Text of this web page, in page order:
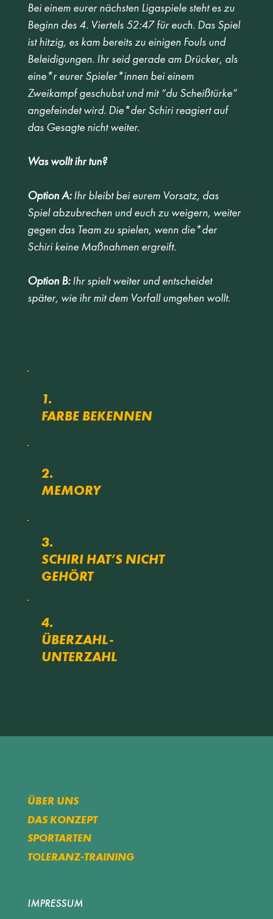
Bei einem eurer nächsten Ligaspiele steht es zu
Beginn des 4. Viertels 52:47 für euch. Das Spiel
ist hitzig, es kam bereits zu einigen Fouls und
Beleidigungen. Ihr seid gerade am Drücker, als
eine*r eurer Spieler*innen bei einem
Zweikampf geschubst und mit “du Scheißtürke”
angefeindet wird. Die*der Schiri reagiert auf
das Gesagte nicht weiter.
Was wollt ihr tun?
Option A: Ihr bleibt bei eurem Vorsatz, das
Spiel abzubrechen und euch zu weigern, weiter
gegen das Team zu spielen, wenn die*der
Schiri keine Maßnahmen ergreift.
Option B: Ihr spielt weiter und entscheidet
später, wie ihr mit dem Vorfall umgehen wollt.
1.
FARBE BEKENNEN
2.
MEMORY
3.
SCHIRI HAT’S NICHT
GEHÖRT
4.
ÜBERZAHL-
UNTERZAHL
ÜBER UNS
DAS KONZEPT
SPORTARTEN
TOLERANZ-TRAINING
IMPRESSUM